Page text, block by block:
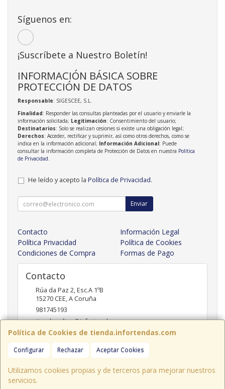
Política de Cookies de tienda.infortendas.com
Configurar Rechazar Aceptar Cookies
Utilizamos cookies propias y de terceros para mejorar nuestros
servicios.
Síguenos en:
¡Suscríbete a Nuestro Boletín!
INFORMACIÓN BÁSICA SOBRE
PROTECCIÓN DE DATOS
Responsable: SIGESCEE, S.L.
Finalidad: Responder las consultas planteadas por el usuario y enviarle la
información solicitada; Legitimación: Consentimiento del usuario;
Destinatarios: Solo se realizan cesiones si existe una obligación legal;
Derechos: Acceder, rectificar y suprimir, así como otros derechos, como se
indica en la información adicional; Información Adicional: Puede
consultar la información completa de Protección de Datos en nuestra Política
de Privacidad.
He leído y acepto la Política de Privacidad.
Enviar
Contacto
Información Legal
Política Privacidad
Política de Cookies
Condiciones de Compra
Formas de Pago
Contacto
Rúa da Paz 2, Esc.A 1ºB
15270 CEE,A Coruña
981745193
tiendaonline@infortendas.com
Horario
09:00 - 20:00